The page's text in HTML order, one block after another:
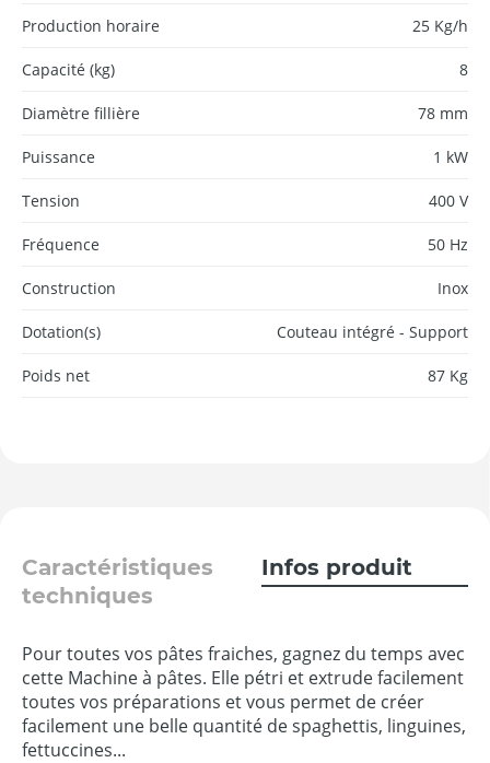
Production horaire 25 Kg/h
Capacité (kg) 8
Diamètre fillière 78 mm
Puissance 1 kW
Tension 400 V
Fréquence 50 Hz
Construction Inox
Dotation(s) Couteau intégré - Support
Poids net 87 Kg
Caractéristiques
techniques
Infos produit
Pour toutes vos pâtes fraiches, gagnez du temps avec
cette Machine à pâtes. Elle pétri et extrude facilement
toutes vos préparations et vous permet de créer
facilement une belle quantité de spaghettis, linguines,
fettuccines...